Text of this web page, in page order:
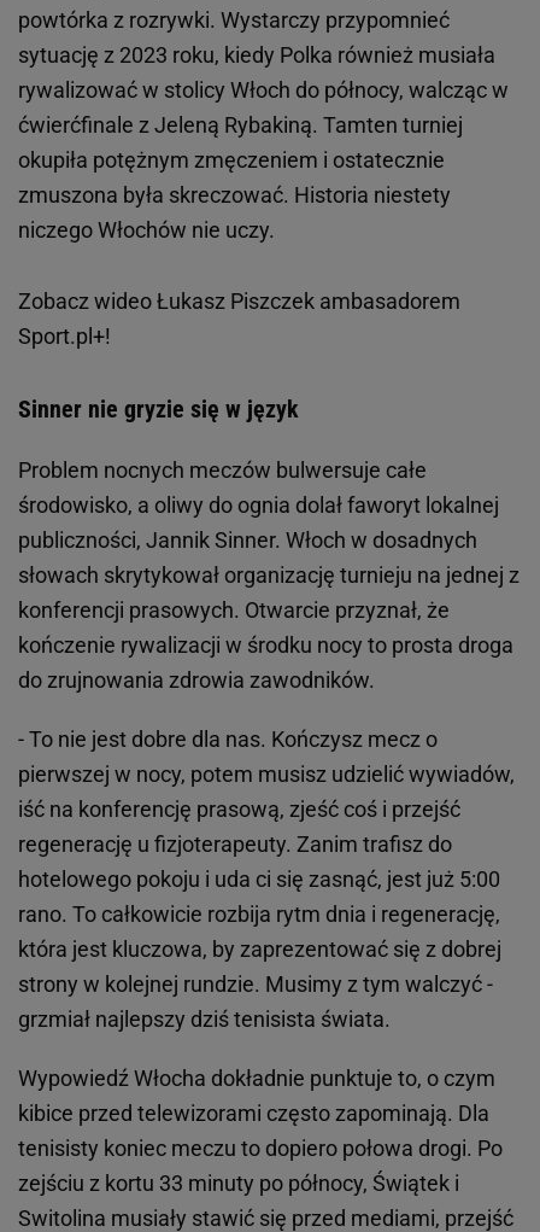
powtórka z rozrywki. Wystarczy przypomnieć
sytuację z 2023 roku, kiedy Polka również musiała
rywalizować w stolicy Włoch do północy, walcząc w
ćwierćfinale z Jeleną Rybakiną. Tamten turniej
okupiła potężnym zmęczeniem i ostatecznie
zmuszona była skreczować. Historia niestety
niczego Włochów nie uczy.
Zobacz wideoŁukasz Piszczek ambasadorem
Sport.pl+!
Sinner nie gryzie się w język
Problem nocnych meczów bulwersuje całe
środowisko, a oliwy do ognia dolał faworyt lokalnej
publiczności, Jannik Sinner. Włoch w dosadnych
słowach skrytykował organizację turnieju na jednej z
konferencji prasowych. Otwarcie przyznał, że
kończenie rywalizacji w środku nocy to prosta droga
do zrujnowania zdrowia zawodników.
- To nie jest dobre dla nas. Kończysz mecz o
pierwszej w nocy, potem musisz udzielić wywiadów,
iść na konferencję prasową, zjeść coś i przejść
regenerację u fizjoterapeuty. Zanim trafisz do
hotelowego pokoju i uda ci się zasnąć, jest już 5:00
rano. To całkowicie rozbija rytm dnia i regenerację,
która jest kluczowa, by zaprezentować się z dobrej
strony w kolejnej rundzie. Musimy z tym walczyć -
grzmiał najlepszy dziś tenisista świata.
Wypowiedź Włocha dokładnie punktuje to, o czym
kibice przed telewizorami często zapominają. Dla
tenisisty koniec meczu to dopiero połowa drogi. Po
zejściu z kortu 33 minuty po północy, Świątek i
Switolina musiały stawić się przed mediami, przejść